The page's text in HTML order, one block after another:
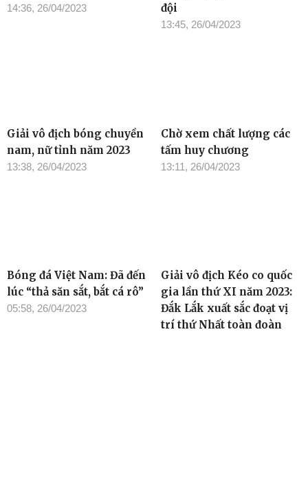
14:36, 26/04/2023
đội
13:45, 26/04/2023
Giải vô địch bóng chuyền
nam, nữ tỉnh năm 2023
13:38, 26/04/2023
Chờ xem chất lượng các
tấm huy chương
13:11, 26/04/2023
Bóng đá Việt Nam: Đã đến
lúc “thả săn sắt, bắt cá rô”
05:58, 26/04/2023
Giải vô địch Kéo co quốc
gia lần thứ XI năm 2023:
Đắk Lắk xuất sắc đoạt vị
trí thứ Nhất toàn đoàn